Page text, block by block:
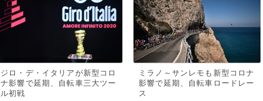
ジロ・デ・イタリアが新型コロ
ナ影響で延期、自転車三大ツー
ル初戦
ミラノ～サンレモも新型コロナ
影響で延期、自転車ロードレー
ス